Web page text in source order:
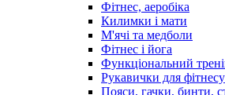
Фітнес, аеробіка
Килимки і мати
М'ячі та медболи
Фітнес і йога
Функціональний
Рукавички для фітнесу
Пояси, гачки, бинти,